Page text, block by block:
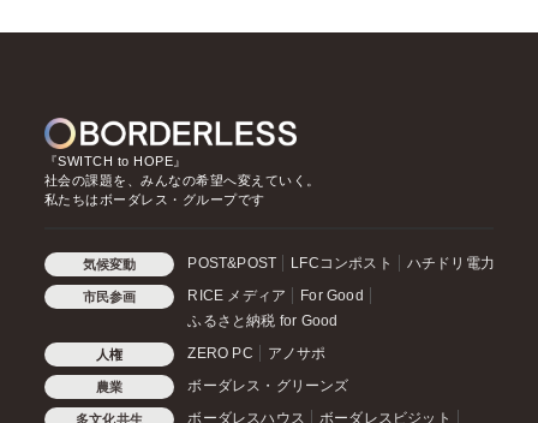
『SWITCH to HOPE』
社会の課題を、みんなの希望へ変えていく。
私たちはボーダレス・グループです
気候変動 POST&POST LFCコンポスト ハチドリ電力
市民参画 RICE メディア
For Good
ふるさと納税 for Good
人権 ZERO PC アノサポ
農業 ボーダレス・グリーンズ
多文化共生 ボーダレスハウス
ボーダレスビジット